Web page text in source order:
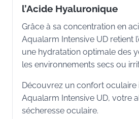
l’Acide Hyaluronique
Grâce à sa concentration en
Aqualarm Intensive UD retient
une hydratation optimale des
les environnements secs ou
Découvrez un confort oculaire
Aqualarm Intensive UD, votre
sécheresse oculaire.